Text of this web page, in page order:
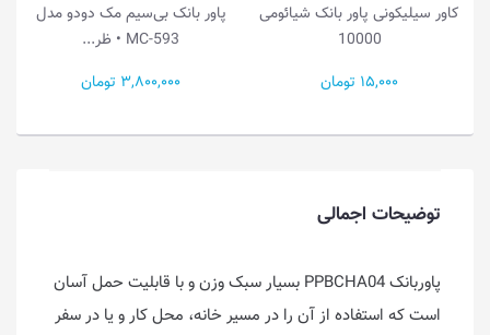
کاور سیلیکونی پاور بانک شیائومی
10000
15,000 تومان
پاور بانک بی‌سیم مک دودو مدل
MC-593 • ظر...
3,800,000 تومان
توضیحات اجمالی
پاوربانک PPBCHA04 بسیار سبک وزن و با قابلیت حمل آسان
است که استفاده از آن را در مسیر خانه، محل کار و یا در سفر